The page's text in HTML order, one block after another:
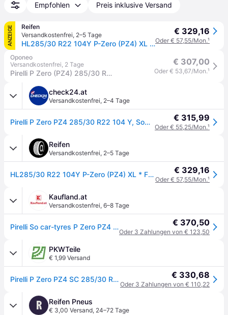
Empfohlen Preis inklusive Versand
ANZEIGE
Reifen
Versandkostenfrei, 2–5 Tage
HL285/30 R22 104Y P-Zero (PZ4) XL * FSL S.C
€ 329,16
Oder € 57,55/Mon.¹
Oponeo
Versandkostenfrei, 2 Tage
Pirelli P Zero (PZ4) 285/30 R22 104 Y HL, XL, *, S.C.
€ 307,00
Oder € 53,67/Mon.¹
check24.at
Versandkostenfrei, 2–4 Tage
Pirelli P Zero PZ4 285/30 R22 104 Y, Sommerreifen € 315,99
Oder € 55,25/Mon.¹
Reifen
Versandkostenfrei, 2–5 Tage
HL285/30 R22 104Y P-Zero (PZ4) XL * FSL S.C € 329,16
Oder € 57,55/Mon.¹
Kaufland.at
Versandkostenfrei, 6–8 Tage
Pirelli So car-tyres P Zero PZ4 SC ( HL285/30 R22 104Y XL * ) € 370,50
Oder 3 Zahlungen von € 123,50
PKWTeile
€ 1,99 Versand
Pirelli P Zero PZ4 SC 285/30 R22 104Y Reifen € 330,68
Oder 3 Zahlungen von € 110,22
R Reifen Pneus
€ 3,00 Versand, 24–72 Tage